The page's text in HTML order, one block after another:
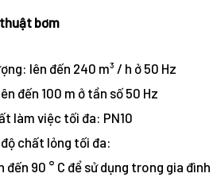
bơm
lên đến 240 m³ / h ở 50 Hz
đến 100 m ở tần số 50 Hz
làm việc tối đa: PN10
chất lỏng tối đa:
đến 90 ° C để sử dụng trong gia đình